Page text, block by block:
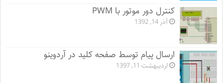
کنترل دور موتور با PWM
آذر 14, 1392
ارسال پیام توسط صفحه کلید در آردوینو
اردیبهشت 11, 1397